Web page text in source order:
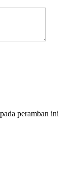
peramban ini